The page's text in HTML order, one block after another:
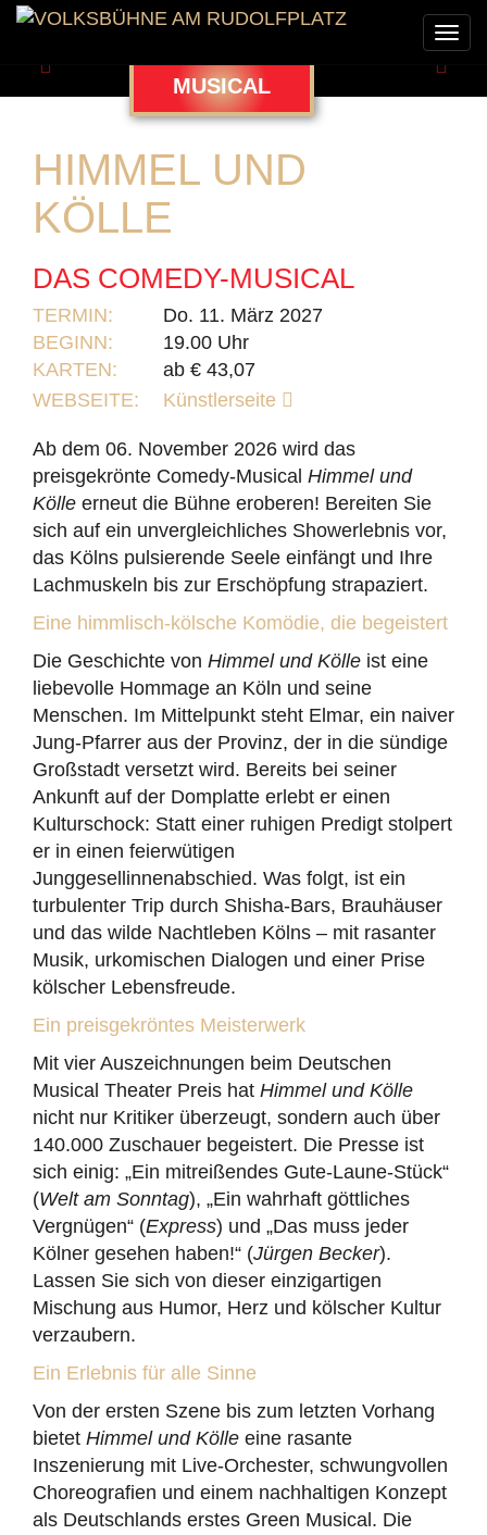
Zurück MUSICAL
HIMMEL UND
KÖLLE
DAS COMEDY-MUSICAL
TERMIN:
Do. 11. März 2027
BEGINN:
19.00 Uhr
KARTEN:
ab € 43,07
WEBSEITE:
Künstlerseite
Ab dem 06. November 2026 wird das
preisgekrönte Comedy-Musical Himmel und
Kölle erneut die Bühne eroberen! Bereiten Sie
sich auf ein unvergleichliches Showerlebnis vor,
das Kölns pulsierende Seele einfängt und Ihre
Lachmuskeln bis zur Erschöpfung strapaziert.
Eine himmlisch-kölsche Komödie, die begeistert
Die Geschichte von Himmel und Kölle ist eine
liebevolle Hommage an Köln und seine
Menschen. Im Mittelpunkt steht Elmar, ein naiver
Jung-Pfarrer aus der Provinz, der in die sündige
Großstadt versetzt wird. Bereits bei seiner
Ankunft auf der Domplatte erlebt er einen
Kulturschock: Statt einer ruhigen Predigt stolpert
er in einen feierwütigen
Junggesellinnenabschied. Was folgt, ist ein
turbulenter Trip durch Shisha-Bars, Brauhäuser
und das wilde Nachtleben Kölns – mit rasanter
Musik, urkomischen Dialogen und einer Prise
kölscher Lebensfreude.
Ein preisgekröntes Meisterwerk
Mit vier Auszeichnungen beim Deutschen
Musical Theater Preis hat Himmel und Kölle
nicht nur Kritiker überzeugt, sondern auch über
140.000 Zuschauer begeistert. Die Presse ist
sich einig: „Ein mitreißendes Gute-Laune-Stück“
(Welt am Sonntag), „Ein wahrhaft göttliches
Vergnügen“ (Express) und „Das muss jeder
Kölner gesehen haben!“ (Jürgen Becker).
Lassen Sie sich von dieser einzigartigen
Mischung aus Humor, Herz und kölscher Kultur
verzaubern.
Ein Erlebnis für alle Sinne
Von der ersten Szene bis zum letzten Vorhang
bietet Himmel und Kölle eine rasante
Inszenierung mit Live-Orchester, schwungvollen
Choreografien und einem nachhaltigen Konzept
als Deutschlands erstes Green Musical. Die